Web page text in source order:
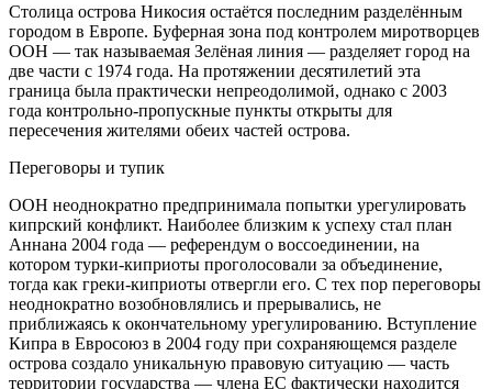
Столица острова Никосия остаётся последним разделённым
городом в Европе. Буферная зона под контролем миротворцев
ООН — так называемая Зелёная линия — разделяет город на
две части с 1974 года. На протяжении десятилетий эта
граница была практически непреодолимой, однако с 2003
года контрольно-пропускные пункты открыты для
пересечения жителями обеих частей острова.
Переговоры и тупик
ООН неоднократно предпринимала попытки урегулировать
кипрский конфликт. Наиболее близким к успеху стал план
Аннана 2004 года — референдум о воссоединении, на
котором турки-киприоты проголосовали за объединение,
тогда как греки-киприоты отвергли его. С тех пор переговоры
неоднократно возобновлялись и прерывались, не
приближаясь к окончательному урегулированию. Вступление
Кипра в Евросоюз в 2004 году при сохраняющемся разделе
острова создало уникальную правовую ситуацию — часть
территории государства — члена ЕС фактически находится